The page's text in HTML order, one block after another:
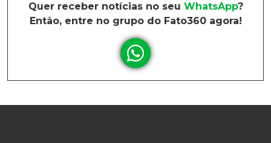
Quer receber notícias no seu WhatsApp?
Então, entre no grupo do Fato360 agora!